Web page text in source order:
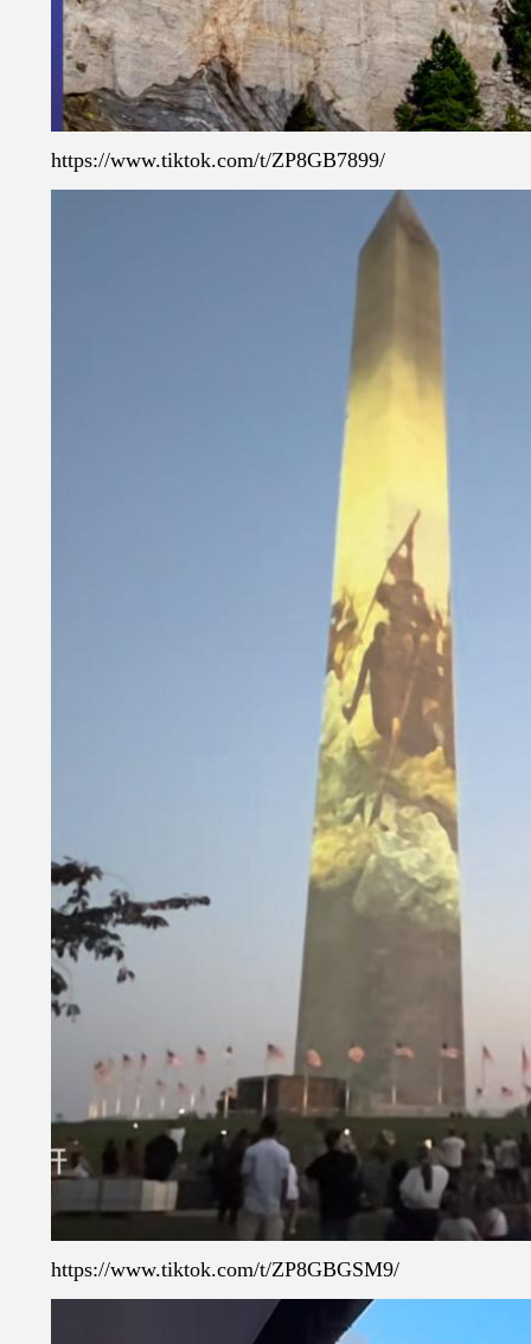
https://www.tiktok.com/t/ZP8GB7899/
https://www.tiktok.com/t/ZP8GBGSM9/